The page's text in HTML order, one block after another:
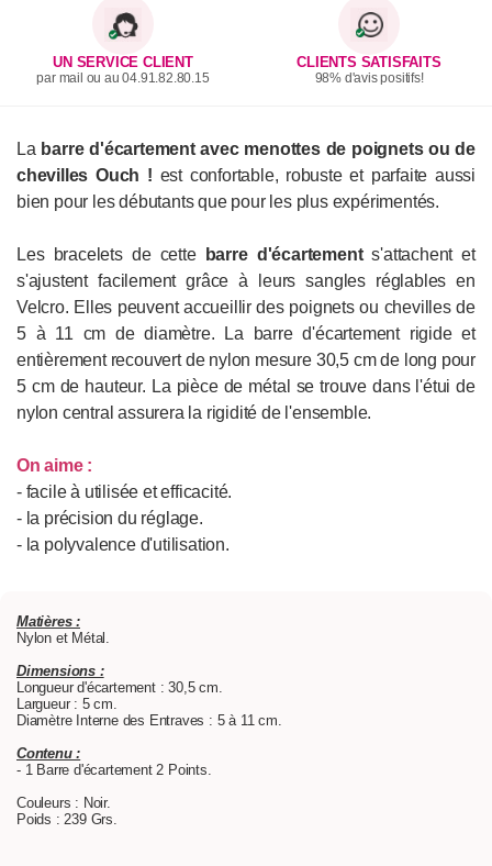
UN SERVICE CLIENT
par mail ou au 04.91.82.80.15
CLIENTS SATISFAITS
98% d'avis positifs!
La barre d'écartement avec menottes de poignets ou de
chevilles Ouch ! est confortable, robuste et parfaite aussi
bien pour les débutants que pour les plus expérimentés.
Les bracelets de cette barre d'écartements'attachent et
s'ajustent facilement grâce à leurs sangles réglables en
Velcro. Elles peuvent accueillir des poignets ou chevilles de
5 à 11 cm de diamètre. La barre d'écartement rigide et
entièrement recouvert de nylon mesure 30,5 cm de long pour
5 cm de hauteur. La pièce de métal se trouve dans l'étui de
nylon central assurera la rigidité de l'ensemble.
On aime :
- facile à utilisée et efficacité.
- la précision du réglage.
- la polyvalence d'utilisation.
Matières :
Nylon et Métal.
Dimensions :
Longueur d'écartement : 30,5 cm.
Largueur : 5 cm.
Diamètre Interne des Entraves : 5 à 11 cm.
Contenu :
- 1 Barre d'écartement 2 Points.
Couleurs : Noir.
Poids : 239 Grs.